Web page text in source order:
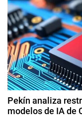
Pekín analiza
modelos de IA de